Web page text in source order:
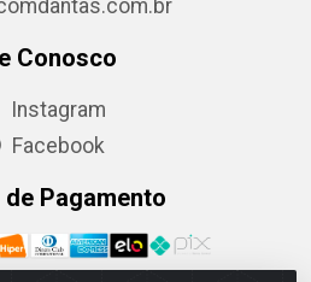
Conosco
Instagram
Facebook
Pagamento